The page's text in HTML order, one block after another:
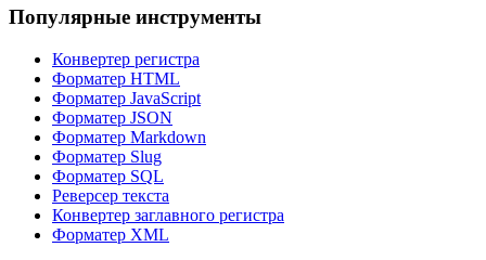
Популярные инструменты
Конвертер регистра
Форматер HTML
Форматер JavaScript
Форматер JSON
Форматер Markdown
Форматер Slug
Форматер SQL
Реверсер текста
Конвертер заглавного регистра
Форматер XML